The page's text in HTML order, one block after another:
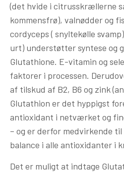
(det hvide i citrusskrællerne
kommensfrø), valnødder og
cordyceps ( snyltekølle
urt) understøtter syntese og
Glutathione. E-vitamin og
faktorer i processen.
af tilskud af B2, B6 og zink
Glutathion er det hyppigst
antioxidant i netværket og
– og er derfor medvirkende
balance i alle antioxidanter i
Det er muligt at indtage